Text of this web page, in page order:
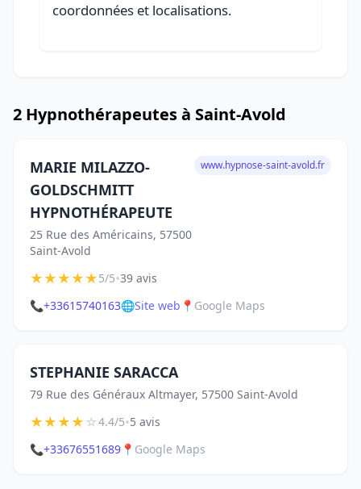
coordonnées et localisations.
2 Hypnothérapeutes à Saint-Avold
MARIE MILAZZO-
GOLDSCHMITT
HYPNOTHÉRAPEUTE
25 Rue des Américains, 57500
Saint-Avold
www.hypnose-saint-avold.fr
★★★★★5/5•39 avis
📞+33615740163🌐Site web 📍 Google Maps
STEPHANIE SARACCA
79 Rue des Généraux Altmayer, 57500 Saint-Avold
★★★★☆4.4/5•5 avis
📞+33676551689 📍 Google Maps